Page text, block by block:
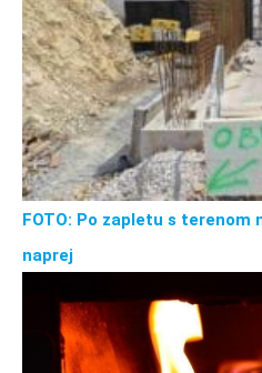
FOTO: Po zapletu s terenom
naprej